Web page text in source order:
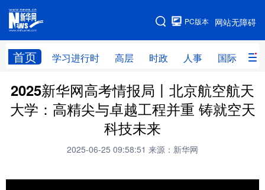
网站无障碍
PC版本
首页 学习进行时 高层 时政 人事 国际 财
网站地图
学习进行时 高层 时政 人事
国际 财经 网评 港澳
思客智库 全球连线
2025新华网高考情报局丨北京航空航天
大学：高精尖与卓越工程并重 铸就空天
科技未来
2025-06-25 09:58:51 来源：新华网